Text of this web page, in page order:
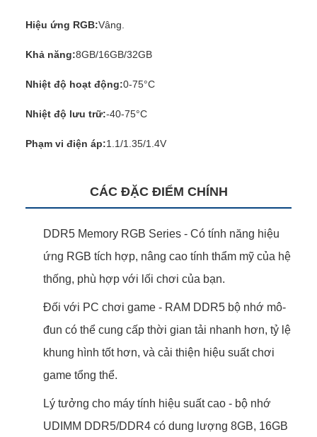
Hiệu ứng RGB:Vâng.
Khả năng:8GB/16GB/32GB
Nhiệt độ hoạt động:0-75°C
Nhiệt độ lưu trữ:-40-75°C
Phạm vi điện áp:1.1/1.35/1.4V
CÁC ĐẶC ĐIỂM CHÍNH
DDR5 Memory RGB Series - Có tính năng hiệu
ứng RGB tích hợp, nâng cao tính thẩm mỹ của hệ
thống, phù hợp với lối chơi của bạn.
Đối với PC chơi game - RAM DDR5 bộ nhớ mô-
đun có thể cung cấp thời gian tải nhanh hơn, tỷ lệ
khung hình tốt hơn, và cải thiện hiệu suất chơi
game tổng thể.
Lý tưởng cho máy tính hiệu suất cao - bộ nhớ
UDIMM DDR5/DDR4 có dung lượng 8GB, 16GB